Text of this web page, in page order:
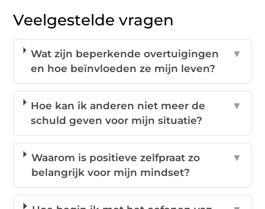
Veelgestelde vragen
Wat zijn beperkende overtuigingen
en hoe beïnvloeden ze mijn leven?
▼
Hoe kan ik anderen niet meer de
schuld geven voor mijn situatie?
▼
Waarom is positieve zelfpraat zo
belangrijk voor mijn mindset?
▼